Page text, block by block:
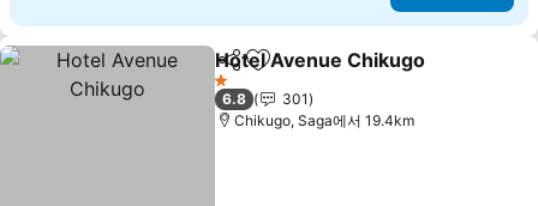
공유 즐겨찾기에 추가
Hotel Avenue Chikugo
1 성급
6.8
301
Chikugo, Saga에서 19.4km